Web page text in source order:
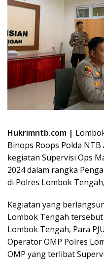
Hukrimntb.com |
Binops Roops Polda NTB
kegiatan Supervisi Ops
2024 dalam rangka
di Polres Lombok
Kegiatan yang
Lombok Tengah
Lombok Tengah, Para
Operator OMP Polres
OMP yang terlibat